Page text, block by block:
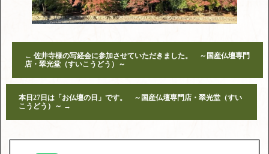
← 佐井寺様の写経会に参加させていただきました。 ～国産仏壇専門
店・翠光堂（すいこうどう）～
本日27日は「お仏壇の日」です。 ～国産仏壇専門店・翠光堂（すい
こうどう）～ →